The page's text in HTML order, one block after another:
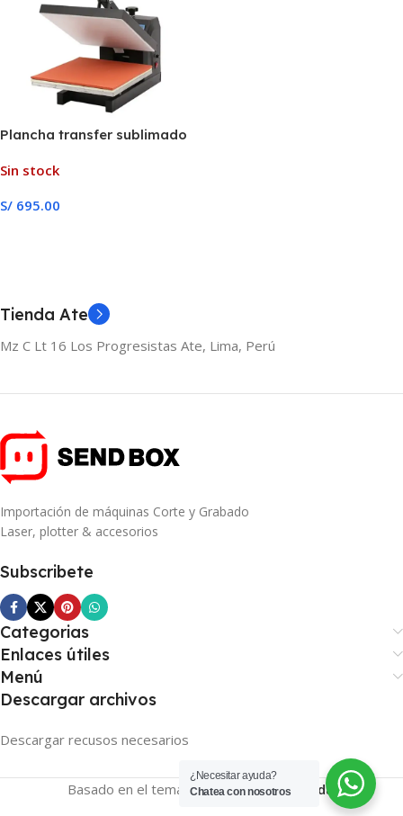
Plancha transfer sublimado
Sin stock
S/ 695.00
Tienda Ate
Mz C Lt 16 Los Progresistas Ate, Lima, Perú
Importación de máquinas Corte y Grabado
Laser, plotter & accesorios
Subscribete
Categorias
Enlaces útiles
Menú
Descargar archivos
Descargar recusos necesarios
Basado en el tema SENDBOX2026Tienda
¿Necesitar ayuda?
Chatea con nosotros